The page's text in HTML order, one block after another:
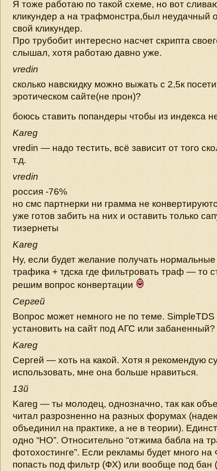
Я тоже работаю по такой схеме, но вот
кликундер а на трафмонстра,был неудачный
свой кликундер.
Про трубобит интересно насчет скрипта
слышал, хотя работаю давно уже.
vredin
сколько навскидку можно выжать с 2,5к
эротическом сайте(не прон)?
боюсь ставить попандеры чтобы из индекса
Kareg
vredin — надо тестить, всё зависит от того
т.д.
vredin
россия -76%
но смс партнерки ни грамма не
уже готов забить на них и оставить только
тизернеты
Kareg
Ну, если будет желание получать нормальные
трафика + тдска где фильтровать траф — то
решим вопрос конвертации
Сергей
Вопрос может немного не по теме.
установить на сайт под АГС или забаненный?
Kareg
Сергей — хоть на какой. Хотя я рекомендую
использовать, мне она больше нравиться.
13й
Kareg — ты молодец, однозначно, так как
читал разрозненно на разных форумах
объединил на практике, а не в теории).
одно “НО”. Относительно “отжима бабла на
фотохостинге”. Если рекламы будет много
попасть под фильтр (ФХ) или вообще под бан